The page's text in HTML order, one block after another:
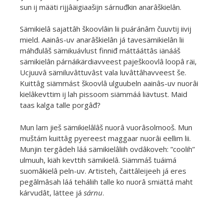
sun ij määti rijjâäigiaašijn sárnuđkin anarâškielân.
Sämikielâ sajattâh škoovlâin lii puáránâm čuuvtij iivij
mield. Aainâs-uv anarâškielân já tavesämikielân lii
máhđulâš sämikuávlust finniđ máttááttâs iänááš
sämikielân párnáikärdiavveest paješkoovlâ loopâ räi,
Ucjuuvâ sämiluvâttuvâst vala luvâttâhavveest še.
Kuittâg siämmást škoovlâ ulguubeln aainâs-uv nuorâi
kielâkevttim ij lah pissoom siämmáá liävtust. Maid
taas kalga talle porgâđ?
Mun lam jieš sämikielâlâš nuorâ vuorâsolmooš. Mun
muštám kuittâg pyereest maggaar nuorâi eellim lii.
Munjin tergâdeh láá sämikielâliih ovdâkoveh: ”coolih”
ulmuuh, kiäh kevttih sämikielâ. Siämmáš tuáimá
suomâkielâ peln-uv. Artisteh, čaittâleijeeh já eres
pegâlmâsah láá teháliih talle ko nuorâ smiättá maht
kárvudât, lättee já sárnu.